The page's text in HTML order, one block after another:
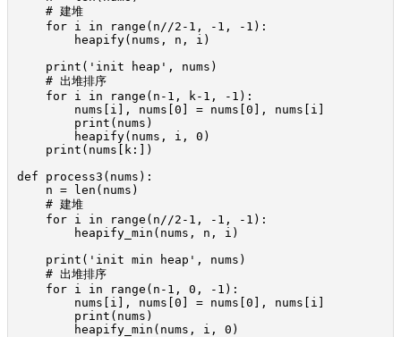
    # 建堆
    for i in range(n//2-1, -1, -1):
        heapify(nums, n, i)
    print('init heap', nums)
    # 出堆排序
    for i in range(n-1, k-1, -1):
        nums[i], nums[0] = nums[0], nums[i]
        print(nums)
        heapify(nums, i, 0)
    print(nums[k:])
def process3(nums):
    n = len(nums)
    # 建堆
    for i in range(n//2-1, -1, -1):
        heapify_min(nums, n, i)
    print('init min heap', nums)
    # 出堆排序
    for i in range(n-1, 0, -1):
        nums[i], nums[0] = nums[0], nums[i]
        print(nums)
        heapify_min(nums, i, 0)